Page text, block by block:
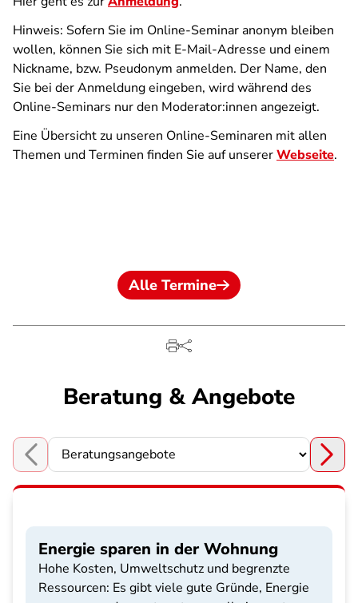
Hinweis: Sofern Sie im Online-Seminar anonym bleiben
wollen, können Sie sich mit E-Mail-Adresse und einem
Nickname, bzw. Pseudonym anmelden. Der Name, den
Sie bei der Anmeldung eingeben, wird während des
Online-Seminars nur den Moderator:innen angezeigt.
Eine Übersicht zu unseren Online-Seminaren mit allen
Themen und Terminen finden Sie auf unsererWebseite.
Alle Termine
Beratung & Angebote
Choose a section
Energie sparen in der Wohnung
Hohe Kosten, Umweltschutz und begrenzte
Ressourcen: Es gibt viele gute Gründe, Energie